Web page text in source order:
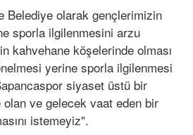
Belediye olarak gençlerimizin
sporla ilgilenmesini arzu
kahvehane köşelerinde olması
yerine sporla ilgilenmesi
siyaset üstü bir
ve gelecek vaat eden bir
istemeyiz".